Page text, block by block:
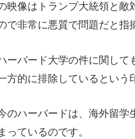
映像はトランプ大統領と
で非常に悪質で問題だと指
ーバード大学の件に関し
方的に排除しているという
のハーバードは、海外留
っているのです。